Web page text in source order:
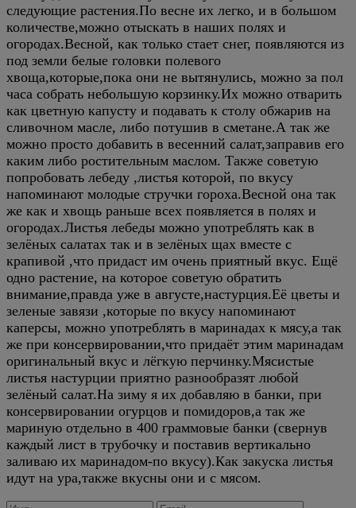
следующие растения.По весне их легко, и в большом
количестве,можно отыскать в наших полях и
огородах.Весной, как только стает снег, появляются из
под земли белые головки полевого
хвоща,которые,пока они не вытянулись, можно за пол
часа собрать небольшую корзинку.Их можно отварить
как цветную капусту и подавать к столу обжарив на
сливочном масле, либо потушив в сметане.А так же
можно просто добавить в весенний салат,заправив его
каким либо ростительным маслом. Также советую
попробовать лебеду ,листья которой, по вкусу
напоминают молодые стручки гороха.Весной она так
же как и хвощь раньше всех появляется в полях и
огородах.Листья лебеды можно употреблять как в
зелёных салатах так и в зелёных щах вместе с
крапивой ,что придаст им очень приятный вкус. Ещё
одно растение, на которое советую обратить
внимание,правда уже в августе,настурция.Её цветы и
зеленые завязи ,которые по вкусу напоминают
каперсы, можно употреблять в маринадах к мясу,а так
же при консервировании,что придаёт этим маринадам
оригинальный вкус и лёгкую перчинку.Мясистые
листья настурции приятно разнообразят любой
зелёный салат.На зиму я их добавляю в банки, при
консервировании огурцов и помидоров,а так же
мариную отдельно в 400 граммовые банки (свернув
каждый лист в трубочку и поставив вертикально
заливаю их маринадом-по вкусу).Как закуска листья
идут на ура,также вкусны они и с мясом.